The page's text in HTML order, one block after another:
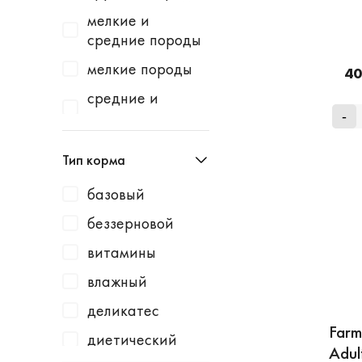
Homefish
Milbemax
Monge
N1
Neoterica
Organic Choice
Orijen
водоросли
говядина
говядина /
картофель
говядина /
клюква
курица
говядина /
малина
говядина /
мелкие и
средние породы
мелкие породы
средние и
Тип корма
базовый
беззерновой
витамины
влажный
деликатес
диетический
-